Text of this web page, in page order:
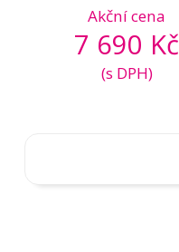
Akční cena
7 690 Kč
(s DPH)